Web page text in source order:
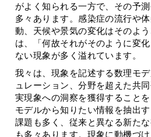
がよく知られる一方で、その予
多々あります。感染症の流行や
動、天候や景気の変化はそのよ
は、「何故それがそのように変
ない現象が多く溢れています。
我々は、現象を記述する数理モ
ュレーション、分野を超えた共
実現象への洞察を獲得すること
モデルから知りたい情報を抽出
課題も多く、従来と異なる新た
も多々あります。現象に動機づ